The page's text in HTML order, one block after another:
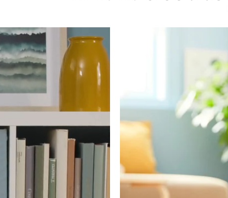
قطة تجلس على وسادة UTSÅDD للحيوانات الأليفة في بيت القطة UTSÅDD في وحدة أرفف KALLAX تشاهد ماكينة تنظف الأرض.